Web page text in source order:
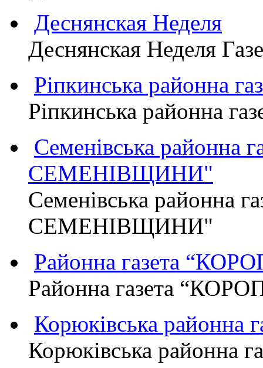
Деснянская Неделя
Деснянская Неделя
Ріпкинська районна
Ріпкинська районна
Семенівська районна
СЕМЕНІВЩИНИ"
Семенівська районна
СЕМЕНІВЩИНИ"
Районна газета
Районна газета
Корюківська районна
Корюківська районна